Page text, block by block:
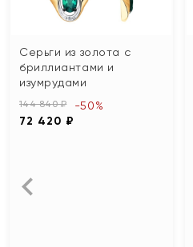
Серьги из золота с
бриллиантами и
изумрудами
144 840 ₽
72 420 ₽
-50%